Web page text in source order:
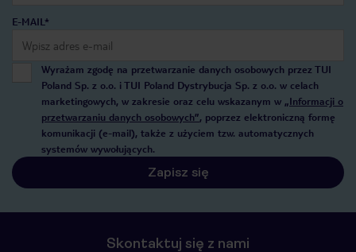
E-MAIL*
Wyrażam zgodę na przetwarzanie danych osobowych przez TUI
Poland Sp. z o.o. i TUI Poland Dystrybucja Sp. z o.o. w celach
marketingowych, w zakresie oraz celu wskazanym w „Informacji o
przetwarzaniu danych osobowych”, poprzez elektroniczną formę
komunikacji (e-mail), także z użyciem tzw. automatycznych
systemów wywołujących.
Zapisz się
Skontaktuj się z nami